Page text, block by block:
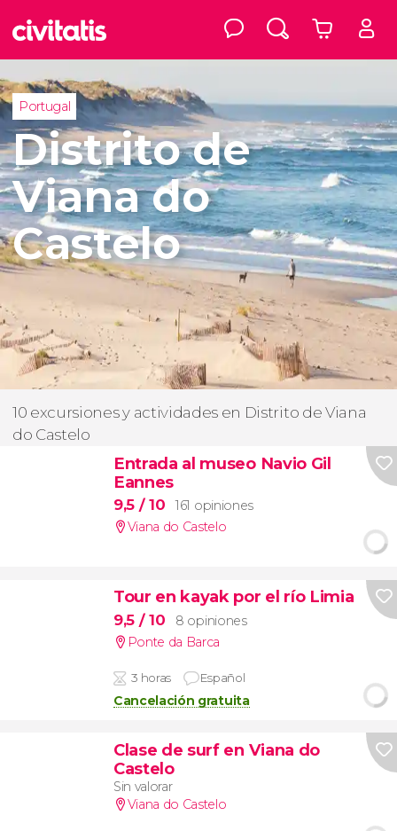
Portugal
Distrito de
Viana do
Castelo
10 excursiones y actividades en Distrito de Viana
do Castelo
Entrada al museo Navio Gil
Eannes
9,5 / 10
161 opiniones
Viana do Castelo
Tour en kayak por el río Limia
9,5 / 10
8 opiniones
Ponte da Barca
3 horas Español
Cancelación gratuita
Clase de surf en Viana do
Castelo
Sin valorar
Viana do Castelo